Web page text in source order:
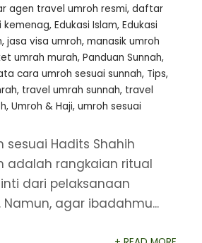
agen travel umroh resmi, daftar
kemenag, Edukasi Islam, Edukasi
, jasa visa umroh, manasik umroh
umrah murah, Panduan Sunnah,
cara umroh sesuai sunnah, Tips,
, travel umrah sunnah, travel
, Umroh & Haji, umroh sesuai
sesuai Hadits Shahih
adalah rangkaian ritual
dari pelaksanaan
agar ibadahmu...